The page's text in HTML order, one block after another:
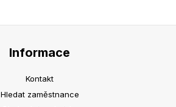
Informace
Kontakt
Hledat zaměstnance